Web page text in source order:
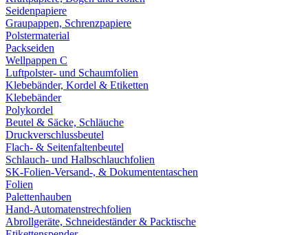
Seidenpapiere
Graupappen, Schrenzpapiere
Polstermaterial
Packseiden
Wellpappen C
Luftpolster- und Schaumfolien
Klebebänder, Kordel & Etiketten
Klebebänder
Polykordel
Beutel & Säcke, Schläuche
Druckverschlussbeutel
Flach- & Seitenfaltenbeutel
Schlauch- und Halbschlauchfolien
SK-Folien-Versand-, & Dokumententaschen
Folien
Palettenhauben
Hand-Automatenstrechfolien
Abrollgeräte, Schneideständer & Packtische